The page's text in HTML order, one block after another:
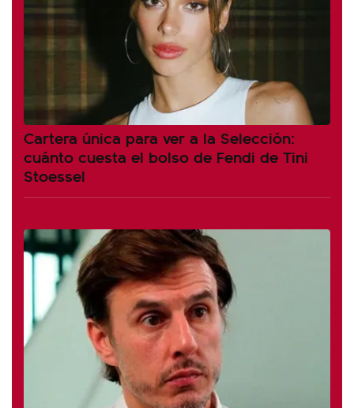
Cartera única para ver a la Selección:
cuánto cuesta el bolso de Fendi de Tini
Stoessel